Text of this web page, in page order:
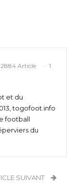
2884 Article
1
et du
togofoot.info
football
du
SUIVANT